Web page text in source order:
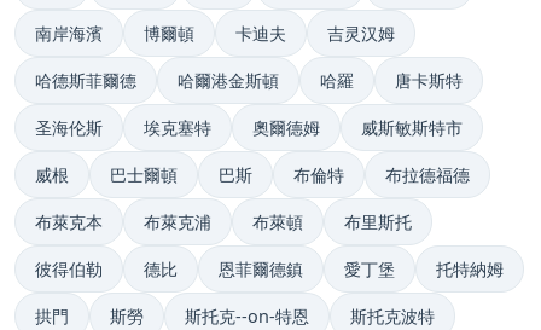
南岸海濱 博爾頓 卡迪夫 吉灵汉姆
哈德斯菲爾德 哈爾港金斯頓 哈羅 唐卡斯特
圣海伦斯 埃克塞特 奧爾德姆 威斯敏斯特市
威根 巴士爾頓 巴斯 布倫特 布拉德福德
布萊克本 布萊克浦 布萊頓 布里斯托
彼得伯勒 德比 恩菲爾德鎮 愛丁堡 托特納姆
拱門 斯勞 斯托克--on-特恩 斯托克波特